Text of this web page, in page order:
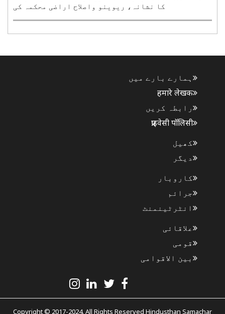
کا نشانہ، ریوینو واصلاح اراضی محکمہ کی
ہمارے بارے میں
हमारे लेखक
رابطہ کریں
प्राइवेसी पॉलिसी
کھیل
دیگر
کاروبار
جرائم
انٹرٹینمنٹ
علاقائی
قومی
بین الاقوامی
Copyright © 2017-2024. All Rights Reserved Hindusthan Samachar